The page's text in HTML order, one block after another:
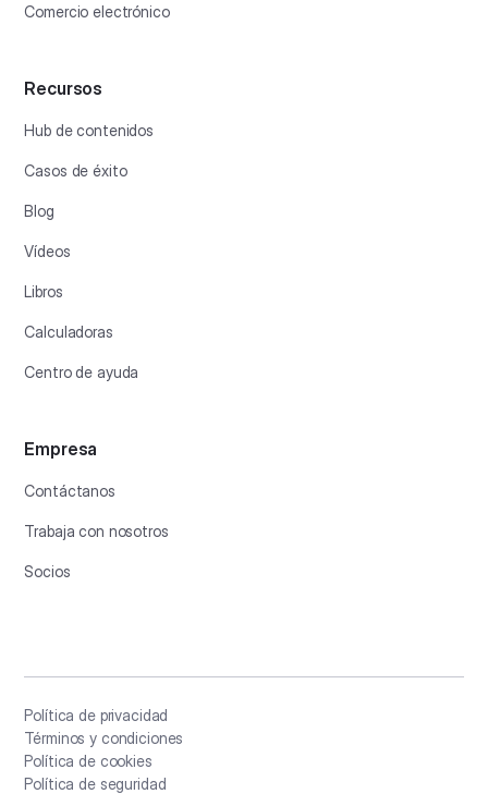
Comercio electrónico
Recursos
Hub de contenidos
Casos de éxito
Blog
Vídeos
Libros
Calculadoras
Centro de ayuda
Empresa
Contáctanos
Trabaja con nosotros
Socios
Política de privacidad
Términos y condiciones
Política de cookies
Política de seguridad